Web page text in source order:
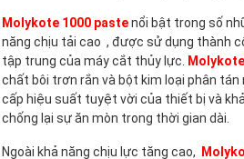
Molykote 1000 pastenổi bật trong số
năng chịu tải cao , được sử dụng thành
tập trung của máy cắt thủy lực.
chất bôi trơn rắn và bột kim loại phân
cấp hiệu suất tuyệt vời của thiết bị và
chống lại sự ăn mòn trong thời gian dài.
Ngoài khả năng chịu lực tăng cao,